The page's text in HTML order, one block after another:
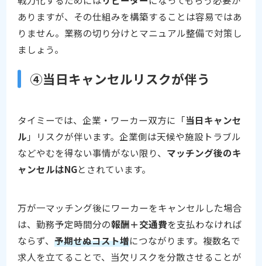
ありますが、その仕組みを構築することは容易ではあ
りません。業務の切り分けとマニュアル整備で対策し
ましょう。
④当日キャンセルリスクが伴う
タイミーでは、企業・ワーカー双方に「当日キャンセ
ル 」リスクが伴います。企業側は天候や施設トラブル
などやむを得ない事情がない限り、 マッチング後のキ
ャンセルはNGとされています。
万が一マッチング後にワーカーをキャンセルした場合
は、勤務予定時間分の報酬＋交通費を支払わなければ
ならず、予期せぬコスト増につながります。複数名で
求人を立てることで、当欠リスクを分散させることが